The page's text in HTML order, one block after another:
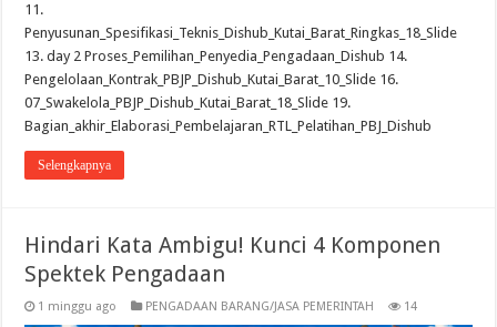
11.
Penyusunan_Spesifikasi_Teknis_Dishub_Kutai_Barat_Ringkas_18_Slide
13. day 2 Proses_Pemilihan_Penyedia_Pengadaan_Dishub 14.
Pengelolaan_Kontrak_PBJP_Dishub_Kutai_Barat_10_Slide 16.
07_Swakelola_PBJP_Dishub_Kutai_Barat_18_Slide 19.
Bagian_akhir_Elaborasi_Pembelajaran_RTL_Pelatihan_PBJ_Dishub
Selengkapnya
Hindari Kata Ambigu! Kunci 4 Komponen
Spektek Pengadaan
1 minggu ago PENGADAAN BARANG/JASA PEMERINTAH 14